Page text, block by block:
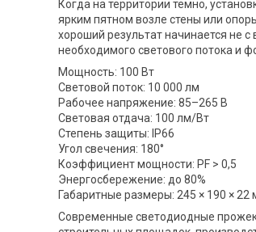
Когда на территории темно,
ярким пятном возле стены или
хороший результат начинается не
необходимого светового потока и
Мощность: 100 Вт
Световой поток: 10 000 лм
Рабочее напряжение: 85–265 В
Световая отдача: 100 лм/Вт
Степень защиты: IP66
Угол свечения: 180°
Коэффициент мощности: PF > 0,5
Энергосбережение: до 80%
Габаритные размеры: 245 × 190 × 22
Современные светодиодные